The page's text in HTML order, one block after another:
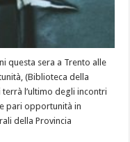
questa sera a Trento alle
(Biblioteca della
terrà l’ultimo degli incontri
pari opportunità in
della Provincia